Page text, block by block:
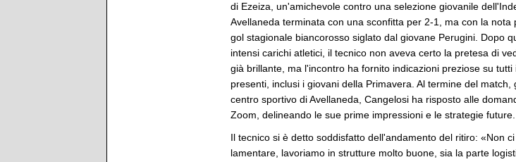
di Ezeiza, un'amichevole contro una selezione giovanile
Avellaneda terminata con una sconfitta per 2-1, ma con la nota
gol stagionale biancorosso siglato dal giovane Perugini. Dopo
intensi carichi atletici, il tecnico non aveva certo la pretesa di
già brillante, ma l'incontro ha fornito indicazioni preziose su tutti
presenti, inclusi i giovani della Primavera. Al termine del match,
centro sportivo di Avellaneda, Cangelosi ha risposto alle
Zoom, delineando le sue prime impressioni e le strategie future.
Il tecnico si è detto soddisfatto dell'andamento del ritiro: «Non
lamentare, lavoriamo in strutture molto buone, sia la parte